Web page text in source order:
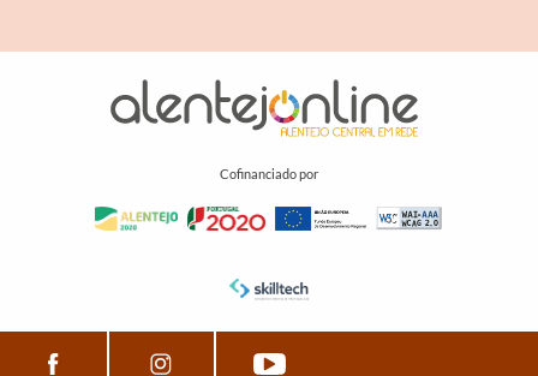
Cofinanciado por